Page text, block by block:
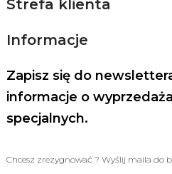
Strefa klienta
Informacje
Zapisz się do
informacje o
specjalnych.
Chcesz zrezygnować ? Wyślij maila do